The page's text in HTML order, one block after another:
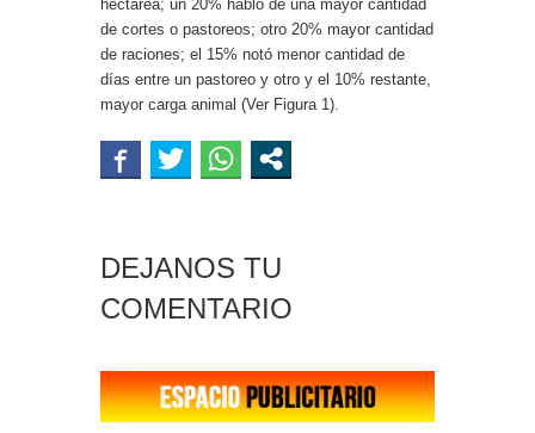
hectárea; un 20% habló de una mayor cantidad
de cortes o pastoreos; otro 20% mayor cantidad
de raciones; el 15% notó menor cantidad de
días entre un pastoreo y otro y el 10% restante,
mayor carga animal (Ver Figura 1).
DEJANOS TU
COMENTARIO